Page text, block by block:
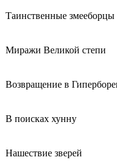
Таинственные змееборцы
Миражи Великой степи
Возвращение в
В поисках хунну
Нашествие зверей